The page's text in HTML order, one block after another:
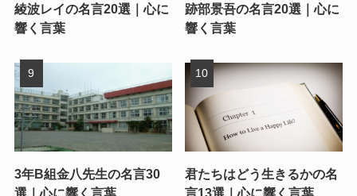
綾波レイの名言20選｜心に
響く言葉
跡部景吾の名言20選｜心に
響く言葉
3年B組金八先生の名言30
選｜心に響く言葉
君たちはどう生きるかの名
言13選｜心に響く言葉